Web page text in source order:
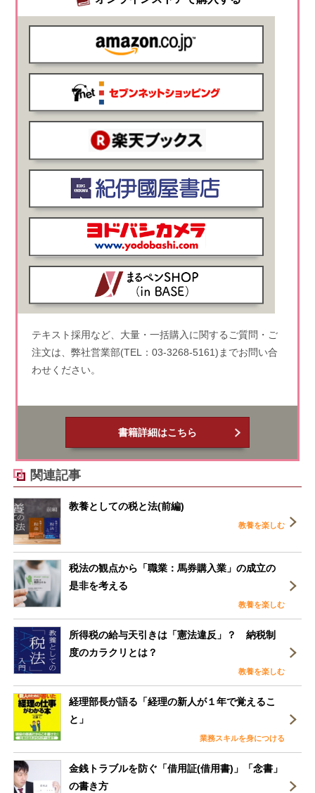
テキスト採用など、大量・一括購入に関するご質問・ご
注文は、弊社営業部(TEL：03-3268-5161)までお問い合
わせください。
書籍詳細はこちら
関連記事
教養としての税と法(前編)
教養を楽しむ
税法の観点から「職業：馬券購入業」の成立の
是非を考える
教養を楽しむ
所得税の給与天引きは「憲法違反」？ 納税制
度のカラクリとは？
教養を楽しむ
経理部長が語る「経理の新人が１年で覚えるこ
と」
業務スキルを身につける
金銭トラブルを防ぐ「借用証(借用書)」「念書」
の書き方